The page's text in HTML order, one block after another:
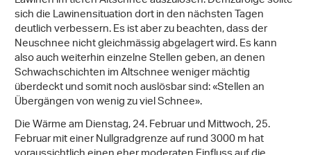
sich die Lawinensituation dort in den nächsten Tagen
deutlich verbessern. Es ist aber zu beachten, dass der
Neuschnee nicht gleichmässig abgelagert wird. Es kann
also auch weiterhin einzelne Stellen geben, an denen
Schwachschichten im Altschnee weniger mächtig
überdeckt und somit noch auslösbar sind: «Stellen an
Übergängen von wenig zu viel Schnee».
Die Wärme am Dienstag, 24. Februar und Mittwoch, 25.
Februar mit einer Nullgradgrenze auf rund 3000 m hat